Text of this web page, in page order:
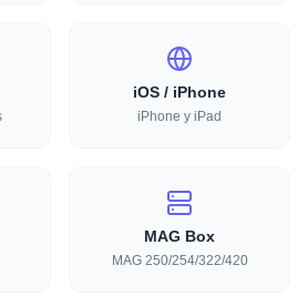
iOS / iPhone
iPhone y iPad
MAG Box
MAG 250/254/322/420